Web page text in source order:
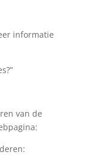
informatie
van de